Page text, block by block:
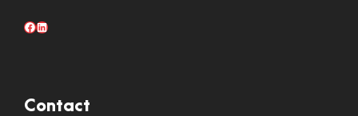
Facebook LinkedIn
Contact